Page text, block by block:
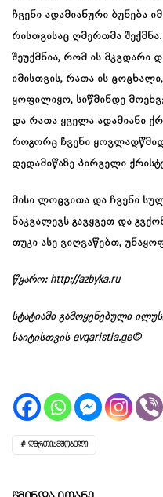
ჩვენი ადამიანური ბუნება
რისთვისაც ღმერთმა
შეუქმნია, რომ ის
იმისთვის, რათა ის
ყოფილიყო, სიწმინდე
და რათა ყველა ადამიანი
როგორც ჩვენი
დედამიწაზე პირველი
მისი ლოცვითა და ჩვენი
ნაკვალევს გავყვეთ და
თუკი ასე ვიღვაწებთ,
წყარო: http://azbyka.ru
სტატიაში გამოყენებული
საიტისთვის evqaristia.ge©
ᲦᲛᲠᲗᲘᲡᲛᲨᲝᲑᲔᲚᲘ